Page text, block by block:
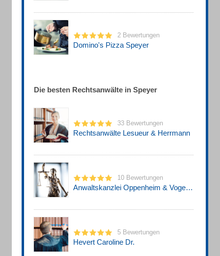
2 Bewertungen
Domino's Pizza Speyer
Die besten Rechtsanwälte in Speyer
33 Bewertungen
Rechtsanwälte Lesueur & Herrmann
10 Bewertungen
Anwaltskanzlei Oppenheim & Vogel Rechtsanwälte
5 Bewertungen
Hevert Caroline Dr.